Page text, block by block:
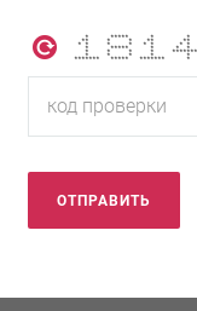
* ***** * *
** * * ** **
* * * * * *
* ***** * *
* * * *
* * * * *
******* ***** ******* *